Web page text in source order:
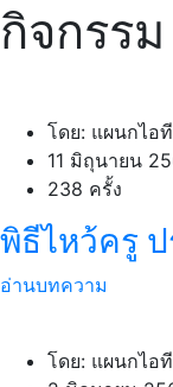
กิจกรรม
โดย: แผนกไอ
11 มิถุนายน
238 ครั้ง
พิธีไหว้ครู
อ่านบทความ
โดย: แผนกไอ